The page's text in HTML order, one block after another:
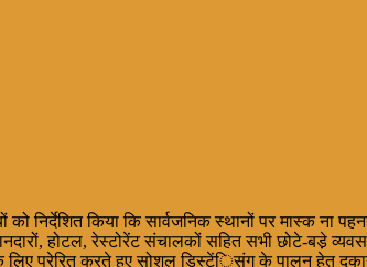
निर्देशित किया कि सार्वजनिक स्थानों पर मास्क ना
होटल, रेस्टोरेंट संचालकों सहित सभी छोटे-बडे़
प्रेरित करते हुए सोशल डिस्टेंिसंग के पालन हेतु